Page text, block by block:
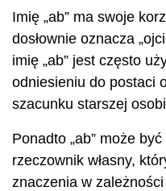
Imię „ab” ma swoje
dosłownie oznacza
imię „ab” jest często
odniesieniu do postaci
szacunku starszej
Ponadto „ab” może
rzeczownik własny,
znaczenia w